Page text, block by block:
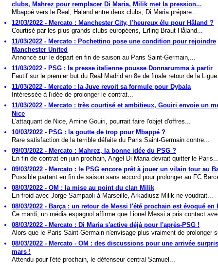
clubs, Mahrez pour remplacer Di Maria, Milik met la pression...
Mbappé vers le Real, Haland entre deux clubs, Di Maria prépare...
12/03/2022 - Mercato : Manchester City, l'heureux élu pour Håland ?
Courtisé par les plus grands clubs européens, Erling Braut Håland...
11/03/2022 - Mercato : Pochettino pose une condition pour rejoindre
Manchester United
Annoncé sur le départ en fin de saison au Paris Saint-Germain,...
11/03/2022 - PSG : la presse italienne pousse Donnarumma à partir
Fautif sur le premier but du Real Madrid en 8e de finale retour de la
11/03/2022 - Mercato : la Juve revoit sa formule pour Dybala
Intéressée à l'idée de prolonger le contrat...
11/03/2022 - Mercato : très courtisé et ambitieux, Gouiri envoie un
Nice
L'attaquant de Nice, Amine Gouiri, pourrait faire l'objet d'offres...
10/03/2022 - PSG : la goutte de trop pour Mbappé ?
Rare satisfaction de la terrible défaite du Paris Saint-Germain contre...
09/03/2022 - Mercato : Mahrez, la bonne idée du PSG ?
En fin de contrat en juin prochain, Angel Di Maria devrait quitter le
09/03/2022 - Mercato : le PSG encore prêt à jouer un vilain tour au
Possible partant en fin de saison sans accord pour prolonger au FC
08/03/2022 - OM : la mise au point du clan Milik
En froid avec Jorge Sampaoli à Marseille, Arkadiusz Milik ne voudrait...
08/03/2022 - Barça : un retour de Messi l'été prochain est évoqué en
Ce mardi, un média espagnol affirme que Lionel Messi a pris contact
08/03/2022 - Mercato : Di Maria s'active déjà pour l'après-PSG !
Alors que le Paris Saint-Germain n'envisage plus vraiment de prolonger
08/03/2022 - Mercato - OM : des discussions pour une arrivée
mars !
Attendu pour l'été prochain, le défenseur central Samuel...